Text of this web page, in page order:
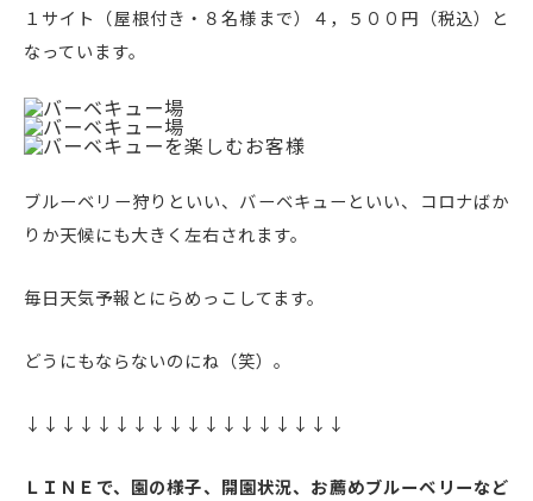
１サイト（屋根付き・８名様まで）４，５００円（税込）と
なっています。
ブルーベリー狩りといい、バーベキューといい、コロナばか
りか天候にも大きく左右されます。
毎日天気予報とにらめっこしてます。
どうにもならないのにね（笑）。
↓↓↓↓↓↓↓↓↓↓↓↓↓↓↓↓↓↓
ＬＩＮＥで、園の様子、開園状況、お薦めブルーベリーなど